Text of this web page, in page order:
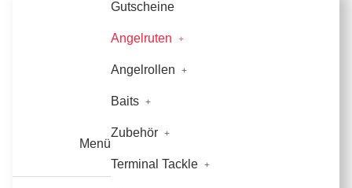
Menü
Gutscheine
Angelruten
Angelrollen
Baits
Zubehör
Terminal Tackle